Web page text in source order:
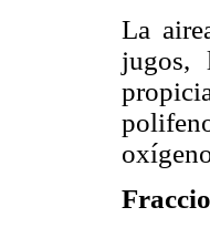
La
jugos,